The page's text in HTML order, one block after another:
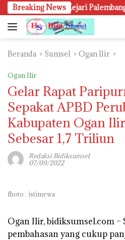
Langsung
ke
konten
Breaking News
Kejari Palembang Dalami
Beranda Sumsel Ogan Ilir
Ogan Ilir
Gelar Rapat
Sepakat APBD
Kabupaten Ogan
Sebesar 1,7 Triliun
Redaksi Bidiksumsel
07/09/2022
fhoto : istimewa
Ogan Ilir, bidiksumsel.com –
pembahasan yang cukup